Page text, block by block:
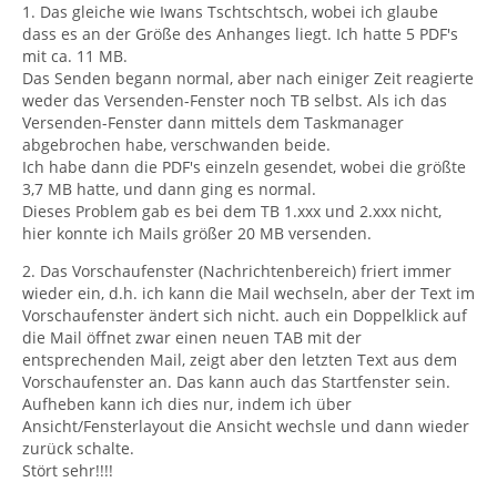
1. Das gleiche wie Iwans Tschtschtsch, wobei ich glaube
dass es an der Größe des Anhanges liegt. Ich hatte 5 PDF's
mit ca. 11 MB.
Das Senden begann normal, aber nach einiger Zeit reagierte
weder das Versenden-Fenster noch TB selbst. Als ich das
Versenden-Fenster dann mittels dem Taskmanager
abgebrochen habe, verschwanden beide.
Ich habe dann die PDF's einzeln gesendet, wobei die größte
3,7 MB hatte, und dann ging es normal.
Dieses Problem gab es bei dem TB 1.xxx und 2.xxx nicht,
hier konnte ich Mails größer 20 MB versenden.
2. Das Vorschaufenster (Nachrichtenbereich) friert immer
wieder ein, d.h. ich kann die Mail wechseln, aber der Text im
Vorschaufenster ändert sich nicht. auch ein Doppelklick auf
die Mail öffnet zwar einen neuen TAB mit der
entsprechenden Mail, zeigt aber den letzten Text aus dem
Vorschaufenster an. Das kann auch das Startfenster sein.
Aufheben kann ich dies nur, indem ich über
Ansicht/Fensterlayout die Ansicht wechsle und dann wieder
zurück schalte.
Stört sehr!!!!